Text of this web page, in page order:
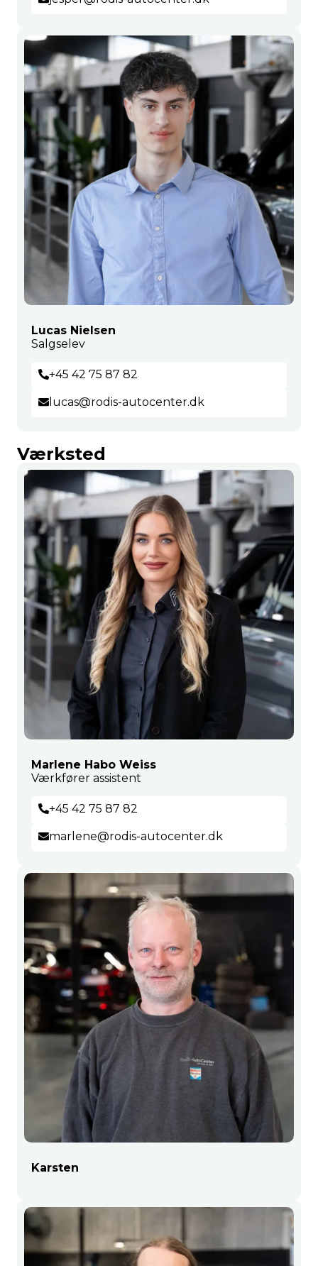
Lucas Nielsen
Salgselev
+45 42 75 87 82
lucas@rodis-autocenter.dk
Værksted
Marlene Habo Weiss
Værkfører assistent
+45 42 75 87 82
marlene@rodis-autocenter.dk
Karsten